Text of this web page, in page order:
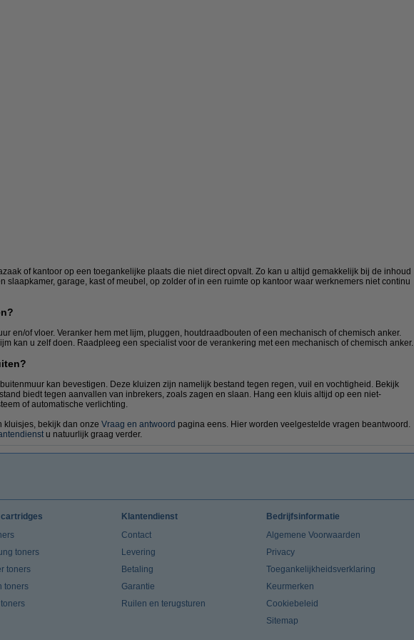
Hangsloten Laptopsloten
of kantoor op een toegankelijke plaats die niet direct opvalt. Zo kan u altijd gemakkelijk bij de inhoud
slaapkamer, garage, kast of meubel, op zolder of in een ruimte op kantoor waar werknemers niet continu
en/of vloer. Veranker hem met lijm, pluggen, houtdraadbouten of een mechanisch of chemisch anker.
kan u zelf doen. Raadpleeg een specialist voor de verankering met een mechanisch of chemisch anker.
kan bevestigen. Deze kluizen zijn namelijk bestand tegen regen, vuil en vochtigheid. Bekijk
biedt tegen aanvallen van inbrekers, zoals zagen en slaan. Hang een kluis altijd op een niet-
of automatische verlichting.
kluisjes, bekijk dan onze Vraag en antwoord pagina eens. Hier worden veelgestelde vragen beantwoord.
u natuurlijk graag verder.
cartridges
toners
toners
toners
Klantendienst
Contact
Levering
Betaling
Garantie
Ruilen en terugsturen
Bedrijfsinformatie
Algemene Voorwaarden
Privacy
Toegankelijkheidsverklaring
Keurmerken
Cookiebeleid
Sitemap